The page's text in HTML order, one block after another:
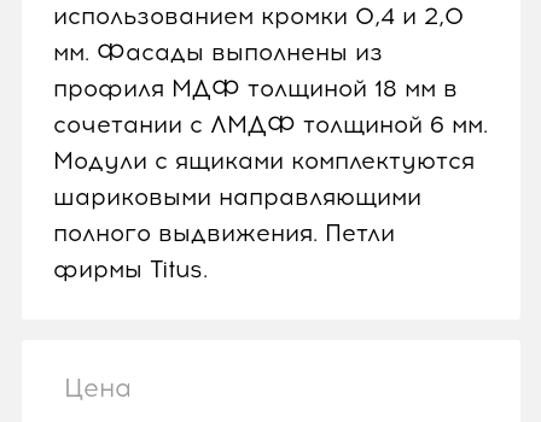
использованием кромки 0,4 и 2,0
мм. Фасады выполнены из
профиля МДФ толщиной 18 мм в
сочетании с ЛМДФ толщиной 6 мм.
Модули с ящиками комплектуются
шариковыми направляющими
полного выдвижения. Петли
фирмы Titus.
Цена